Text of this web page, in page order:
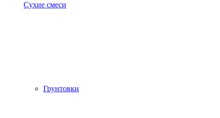
Сухие смеси
Грунтовки